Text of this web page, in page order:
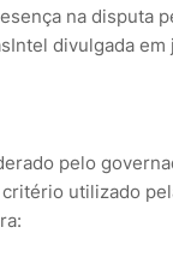
na disputa
divulgada em
pelo
utilizado